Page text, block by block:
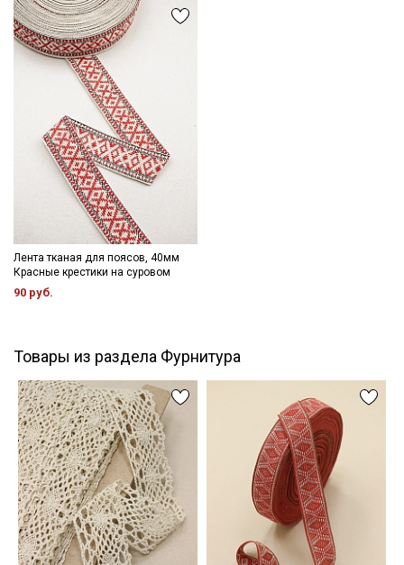
Лента тканая для поясов, 40мм
Красные крестики на суровом
90 руб.
Товары из раздела Фурнитура